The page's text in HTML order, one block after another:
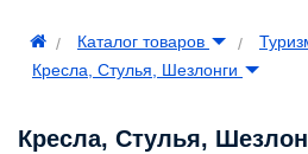
Каталог товаров
Кресла, Стулья, Шезлонги
Кресла, Стулья,